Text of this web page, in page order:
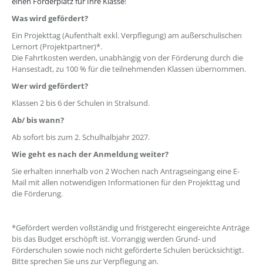
Was wird gefördert?
Ein Projekttag (Aufenthalt exkl. Verpflegung) am außerschulischen
Lernort (Projektpartner)*.
Die Fahrtkosten werden, unabhängig von der Förderung durch die
Hansestadt, zu 100 % für die teilnehmenden Klassen übernommen.
Wer wird gefördert?
Klassen 2 bis 6 der Schulen in Stralsund.
Ab/ bis wann?
Ab sofort bis zum 2. Schulhalbjahr 2027.
Wie geht es nach der Anmeldung weiter?
Sie erhalten innerhalb von 2 Wochen nach Antragseingang eine E-
Mail mit allen notwendigen Informationen für den Projekttag und
die Förderung.
*Gefördert werden vollständig und fristgerecht eingereichte Anträge
bis das Budget erschöpft ist. Vorrangig werden Grund- und
Förderschulen sowie noch nicht geförderte Schulen berücksichtigt.
Bitte sprechen Sie uns zur Verpflegung an.